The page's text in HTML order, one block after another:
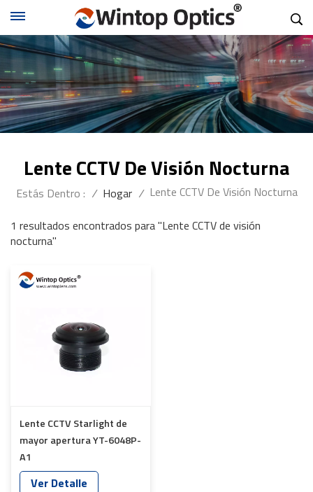
Lente CCTV De Visión Nocturna
Estás Dentro : / Hogar / Lente CCTV De Visión Nocturna
1 resultados encontrados para "Lente CCTV de visión
nocturna"
Lente CCTV Starlight de
mayor apertura YT-6048P-
A1
Ver Detalle